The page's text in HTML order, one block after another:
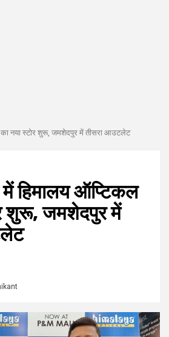
का नया स्टोर शुरू, जमशेदपुर में तीसरा आउटलेट
में हिमालय ऑप्टिकल
शुरू, जमशेदपुर में